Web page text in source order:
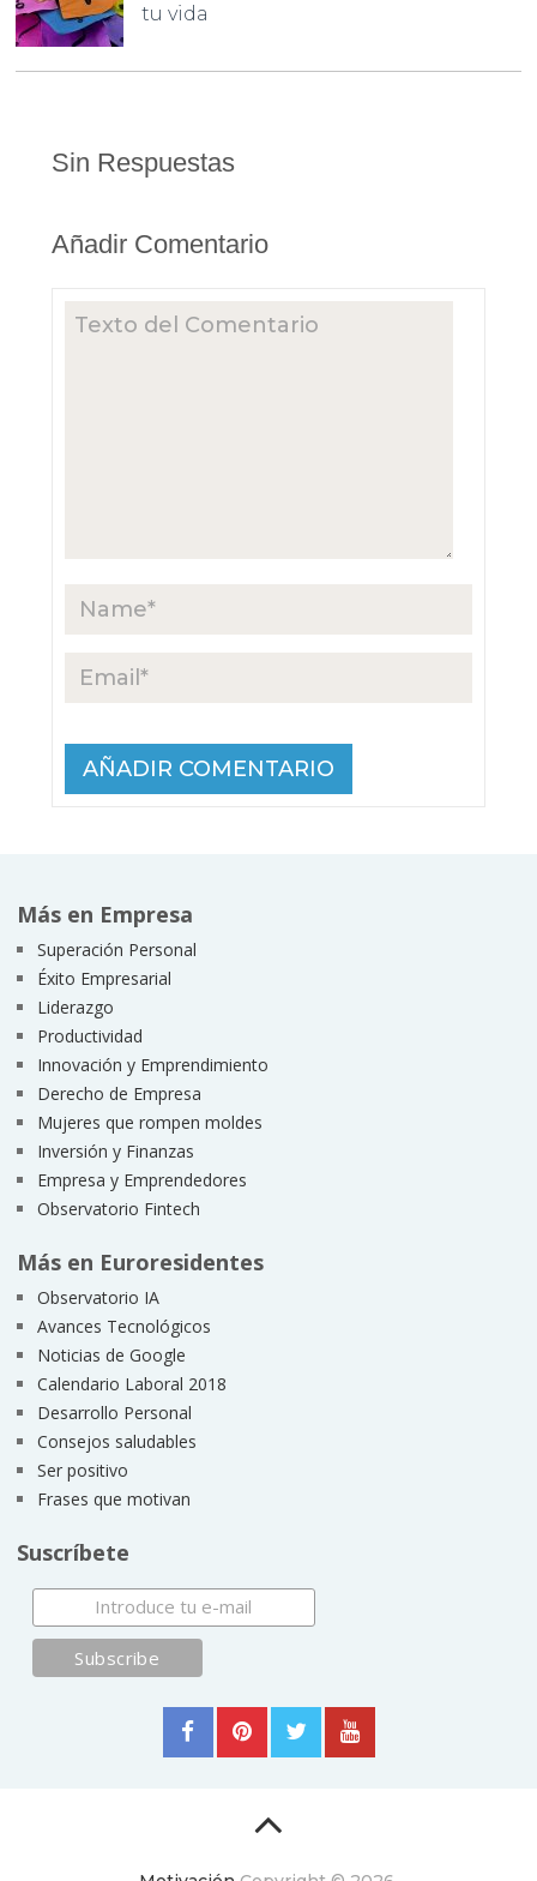
tu vida
Sin Respuestas
Añadir Comentario
Más en Empresa
Superación Personal
Éxito Empresarial
Liderazgo
Productividad
Innovación y Emprendimiento
Derecho de Empresa
Mujeres que rompen moldes
Inversión y Finanzas
Empresa y Emprendedores
Observatorio Fintech
Más en Euroresidentes
Observatorio IA
Avances Tecnológicos
Noticias de Google
Calendario Laboral 2018
Desarrollo Personal
Consejos saludables
Ser positivo
Frases que motivan
Suscríbete